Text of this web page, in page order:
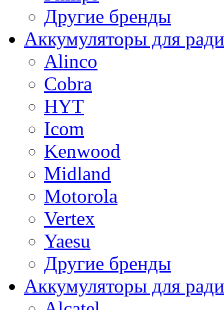
Другие бренды
Аккумуляторы для
Alinco
Cobra
HYT
Icom
Kenwood
Midland
Motorola
Vertex
Yaesu
Другие бренды
Аккумуляторы для